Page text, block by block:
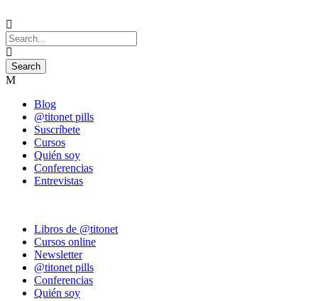
Blog
@titonet pills
Suscríbete
Cursos
Quién soy
Conferencias
Entrevistas
Libros de @titonet
Cursos online
Newsletter
@titonet pills
Conferencias
Quién soy